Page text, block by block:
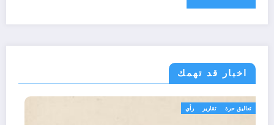
اخبار قد تهمك
تعاليق حرة تقارير رأي